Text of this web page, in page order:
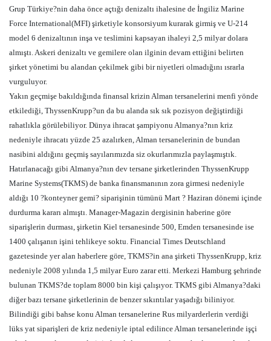
Grup Türkiye?nin daha önce açtığı denizaltı ihalesine de İngiliz Marine
Force International(MFI) şirketiyle konsorsiyum kurarak girmiş ve U-214
model 6 denizaltının inşa ve teslimini kapsayan ihaleyi 2,5 milyar dolara
almıştı. Askeri denizaltı ve gemilere olan ilginin devam ettiğini belirten
şirket yönetimi bu alandan çekilmek gibi bir niyetleri olmadığını ısrarla
vurguluyor.
Yakın geçmişe bakıldığında finansal krizin Alman tersanelerini menfi yönde
etkilediği, ThyssenKrupp?un da bu alanda sık sık pozisyon değiştirdiği
rahatlıkla görülebiliyor. Dünya ihracat şampiyonu Almanya?nın kriz
nedeniyle ihracatı yüzde 25 azalırken, Alman tersanelerinin de bundan
nasibini aldığını geçmiş sayılarımızda siz okurlarımızla paylaşmıştık.
Hatırlanacağı gibi Almanya?nın dev tersane şirketlerinden ThyssenKrupp
Marine Systems(TKMS) de banka finansmanının zora girmesi nedeniyle
aldığı 10 ?konteyner gemi? siparişinin tümünü Mart ? Haziran dönemi içinde
durdurma kararı almıştı. Manager-Magazin dergisinin haberine göre
siparişlerin durması, şirketin Kiel tersanesinde 500, Emden tersanesinde ise
1400 çalışanın işini tehlikeye soktu. Financial Times Deutschland
gazetesinde yer alan haberlere göre, TKMS?in ana şirketi ThyssenKrupp, kriz
nedeniyle 2008 yılında 1,5 milyar Euro zarar etti. Merkezi Hamburg şehrinde
bulunan TKMS?de toplam 8000 bin kişi çalışıyor. TKMS gibi Almanya?daki
diğer bazı tersane şirketlerinin de benzer sıkıntılar yaşadığı biliniyor.
Bilindiği gibi bahse konu Alman tersanelerine Rus milyarderlerin verdiği
lüks yat siparişleri de kriz nedeniyle iptal edilince Alman tersanelerinde işçi